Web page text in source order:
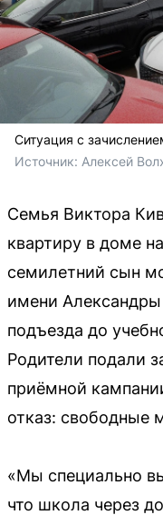
Ситуация с
Источник: Алексей
Семья Виктора
квартиру в доме
семилетний сын
имени
подъезда до
Родители подали
приёмной
отказ: свободные
«Мы специально
что школа через